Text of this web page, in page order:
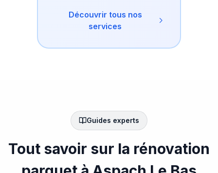
Découvrir tous nos
services
Guides experts
Tout savoir sur la rénovation